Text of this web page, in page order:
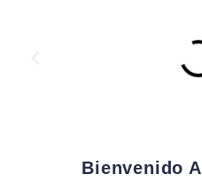
Bienvenido A